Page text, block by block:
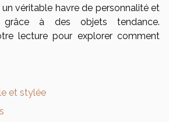
et stylée
véritable havre de personnalité et
à des objets tendance.
lecture pour explorer comment